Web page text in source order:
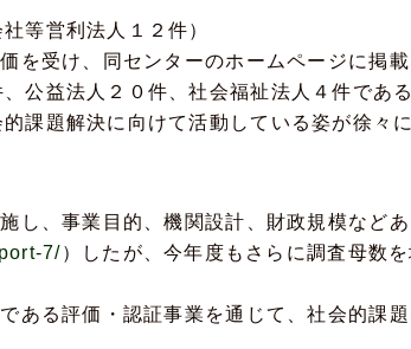
等営利法人１２件）
を受け、同センターのホームページに掲
公益法人２０件、社会福祉法人４件である
課題解決に向けて活動している姿が徐々
し、事業目的、機関設計、財政規模など
7/）したが、今年度もさらに調査母数
ある評価・認証事業を通じて、社会的課